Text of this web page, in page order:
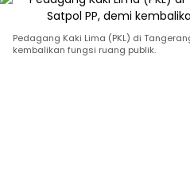
Pedagang Kaki Lima (PKL) di
kembalikan fungsi ruang publik.